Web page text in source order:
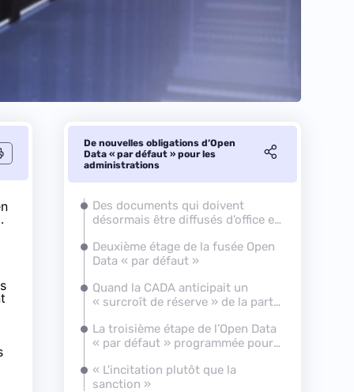
De nouvelles obligations d’Open
Data « par défaut » pour les
administrations
Des documents qui doivent
désormais être diffusés d’office en
Deuxième étage de la fusée Open
Data « par défaut »
Quand la CADA anticipait un
« surcroît de réserve » de la part
La troisième étape de l’Open Data
« par défaut » programmée pour
« L'incitation plutôt que la
sanction »